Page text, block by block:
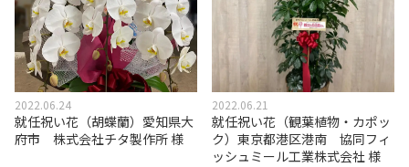
2022.06.24
就任祝い花（胡蝶蘭）愛知県大
府市 株式会社チタ製作所 様
2022.06.21
就任祝い花（観葉植物・カポッ
ク）東京都港区港南 協同フィ
ッシュミール工業株式会社 様